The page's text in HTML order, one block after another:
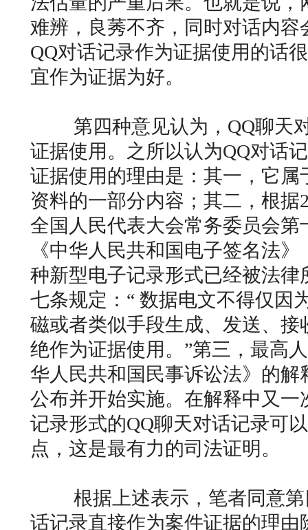
难辨，良莠不齐，同时对话内容
QQ对话记录作为证据使用的话
宜作为证据为好。
第四种意见认为，QQ聊天
证据使用。之所以认为QQ对话
证据使用的理由是：其一，它属
资料的一部分内容；其二，根据
全国人民代表大会常务委员会第
《中华人民共和国电子签名法
种新型电子记录形式已经被法律
七条规定：“ 数据电文不得仅因
磁或者类似手段生成、发送、接
绝作为证据使用。”第三，最高
华人民共和国民事诉讼法》的解
公布并开始实施。在解释中又一
记录形式的QQ聊天对话记录可
点，这是最有力的司法证明。
根据上述表示，笔者同意第
话记录直接作为案件证据的理由